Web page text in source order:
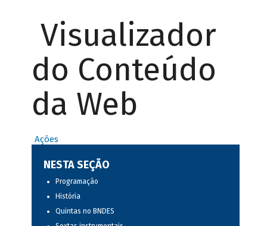
Visualizador
do Conteúdo
da Web
Ações
NESTA SEÇÃO
Programação
História
Quintas no BNDES